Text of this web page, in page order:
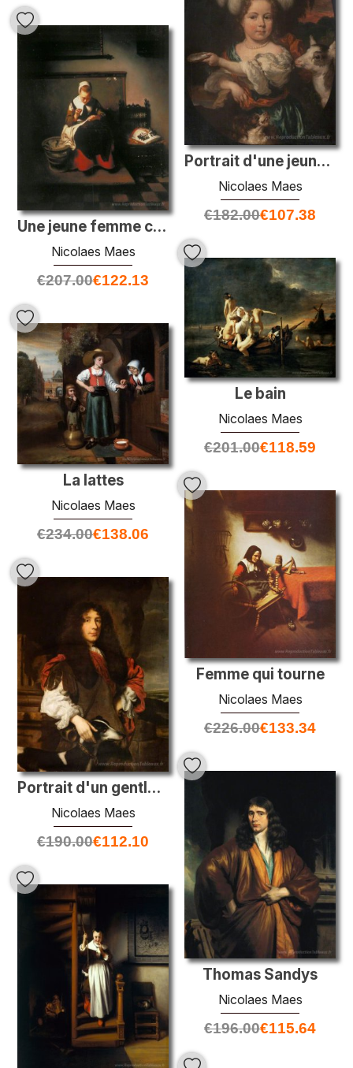
Portrait d'une jeune fille avec une coiffure en plumes et un enf
Nicolaes Maes
€182.00€107.38
Une jeune femme coudre
Nicolaes Maes
€207.00€122.13
Le bain
Nicolaes Maes
€201.00€118.59
La lattes
Nicolaes Maes
€234.00€138.06
Femme qui tourne
Nicolaes Maes
€226.00€133.34
Portrait d'un gentleman (le comte de Sheffield)
Nicolaes Maes
€190.00€112.10
Thomas Sandys
Nicolaes Maes
€196.00€115.64